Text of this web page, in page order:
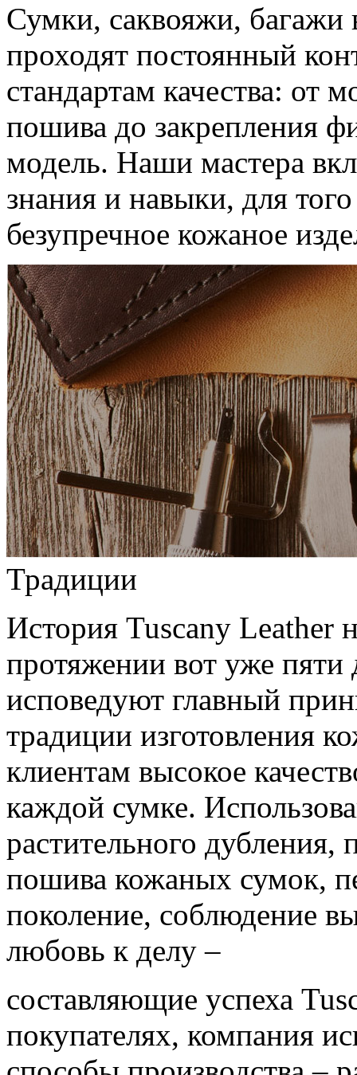
Сумки, саквояжи, багажи
проходят постоянный
стандартам качества: от
пошива до закрепления
модель. Наши мастера
знания и навыки, для
безупречное кожаное
Традиции
История Tuscany Leather
протяжении вот уже пяти
исповедуют главный
традиции изготовления
клиентам высокое
каждой сумке.
растительного дубления,
пошива кожаных сумок,
поколение, соблюдение
любовь к делу –
составляющие успеха
покупателях, компания